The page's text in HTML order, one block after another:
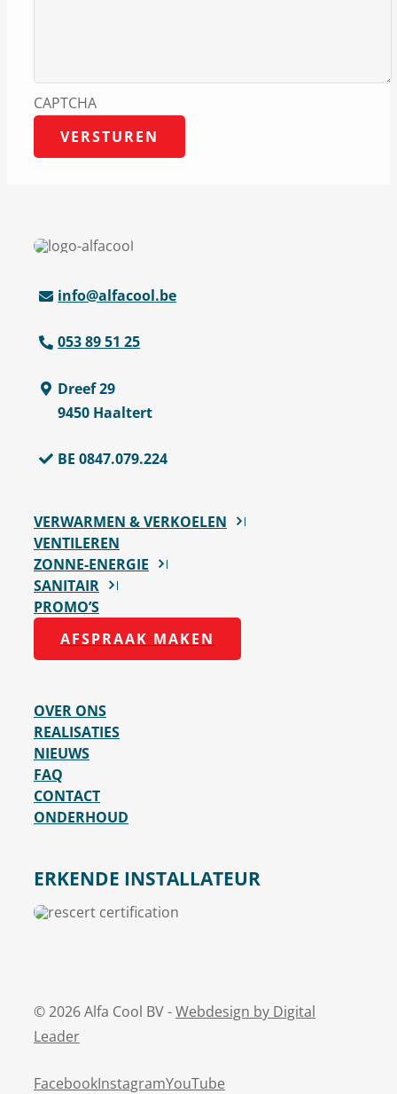
CAPTCHA
VERSTUREN
info@alfacool.be
053 89 51 25
Dreef 29
9450 Haaltert
BE 0847.079.224
VERWARMEN & VERKOELEN
VENTILEREN
ZONNE-ENERGIE
SANITAIR
PROMO’S
AFSPRAAK MAKEN
OVER ONS
REALISATIES
NIEUWS
FAQ
CONTACT
ONDERHOUD
ERKENDE INSTALLATEUR
© 2026 Alfa Cool BV -Webdesign by Digital
Leader
FacebookInstagramYouTube